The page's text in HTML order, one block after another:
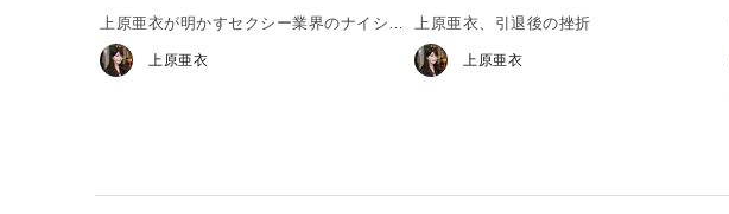
上原亜衣が明かすセクシー業界のナイショ
話
上原亜衣
上原亜衣、引退後の挫折
上原亜衣